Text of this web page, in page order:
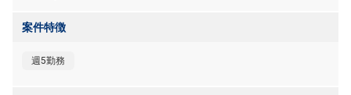
案件特徴
週5勤務